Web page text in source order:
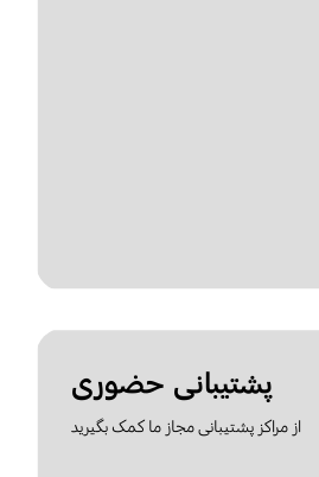
پشتیبانی حضوری
از مراکز پشتیبانی مجاز ما کمک بگیرید